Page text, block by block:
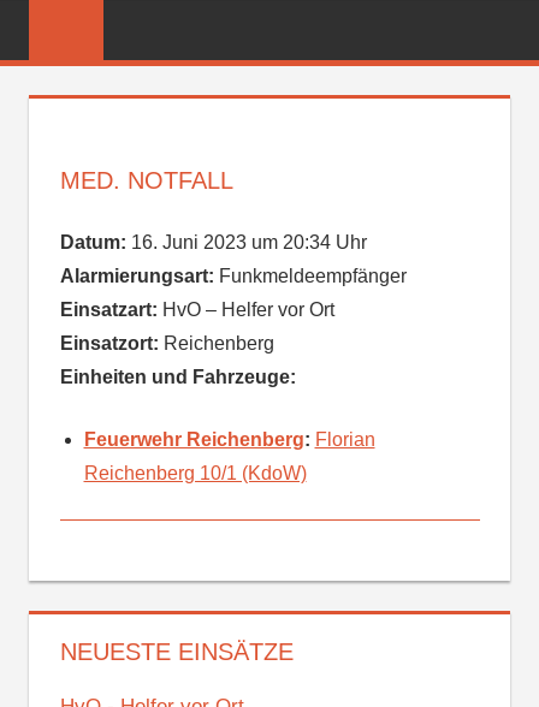
FEUERWEHR
MED. NOTFALL
Datum: 16. Juni 2023 um 20:34 Uhr
Alarmierungsart: Funkmeldeempfänger
Einsatzart: HvO – Helfer vor Ort
Einsatzort: Reichenberg
Einheiten und Fahrzeuge:
Feuerwehr Reichenberg: Florian
Reichenberg 10/1 (KdoW)
NEUESTE EINSÄTZE